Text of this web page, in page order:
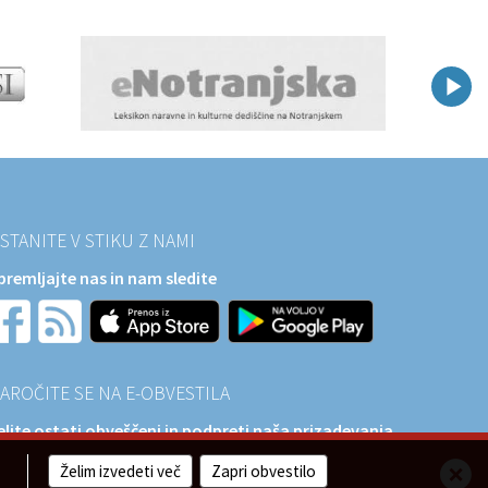
V STIKU Z NAMI
nas in nam sledite
SE NA E-OBVESTILA
ostati obveščeni in podpreti naša prizadevanja
razvoj?
Želim izvedeti več Zapri obvestilo